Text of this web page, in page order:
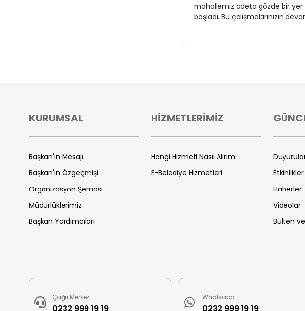
mahallemiz adeta gözde bir yer
başladı. Bu çalışmalarınızın
KURUMSAL
Başkan'ın Mesajı
Başkan'ın Özgeçmişi
Organizasyon Şeması
Müdürlüklerimiz
Başkan Yardımcıları
HİZMETLERİMİZ
Hangi Hizmeti Nasıl Alırım
E-Belediye Hizmetleri
Etkinlikler
Haberler
Videolar
Bülten
Çağrı Merkezi
0232 999 19 19
Whatsapp
0232 999 19 19